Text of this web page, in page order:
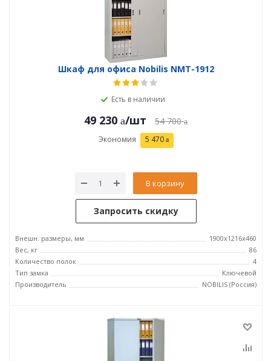
Шкаф для офиса Nobilis NMT-1912
Есть в наличии
49 230 /шт 54 700
Экономия 5 470
В корзину
Запросить скидку
Внешн. размеры, мм
1900x1216x460
Вес, кг
86
Количество полок
4
Тип замка
Ключевой
Производитель
NOBILIS (Россия)